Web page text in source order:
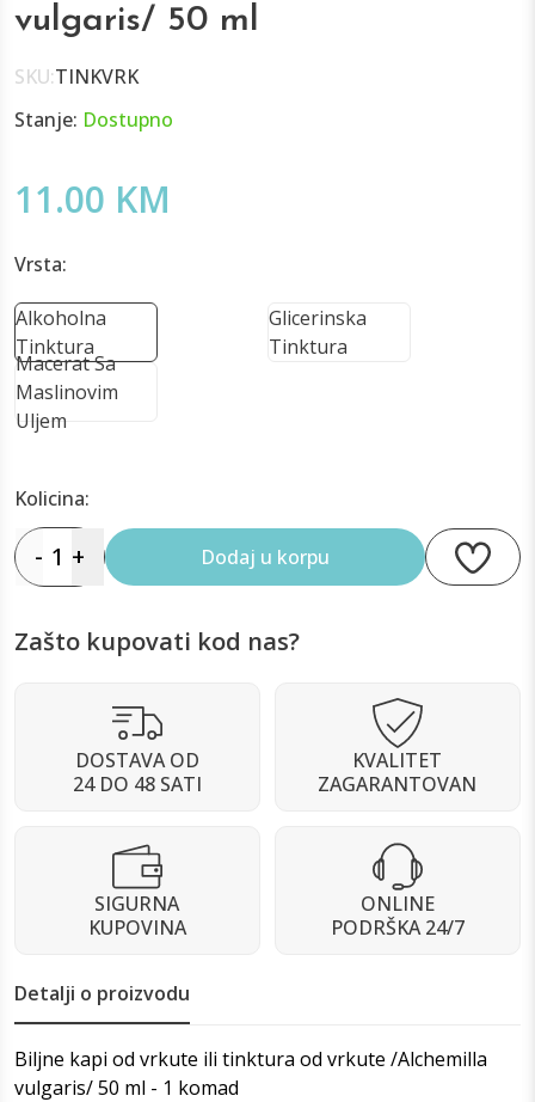
vulgaris/ 50 ml
SKU:TINKVRK
Stanje: Dostupno
11.00 KM
Vrsta:
Alkoholna
Tinktura
Glicerinska
Tinktura
Macerat Sa
Maslinovim
Uljem
Kolicina:
- 1 + Dodaj u korpu
Zašto kupovati kod nas?
DOSTAVA OD
24 DO 48 SATI
KVALITET
ZAGARANTOVAN
SIGURNA
KUPOVINA
ONLINE
PODRŠKA 24/7
Detalji o proizvodu
Biljne kapi od vrkute ili tinktura od vrkute /Alchemilla
vulgaris/ 50 ml - 1 komad